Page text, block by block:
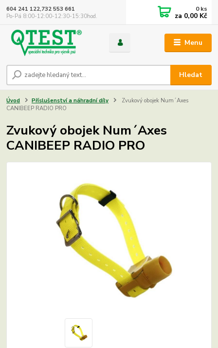
Menu
Hledat
604 241 122,732 553 661
Po-Pá 8:00-12:00-12:30-15:30hod.
0ks
za 0,00 Kč
Úvod Příslušenství a náhradní díly
Zvukový obojek Num´Axes
CANIBEEP RADIO PRO
Zvukový obojek Num´Axes
CANIBEEP RADIO PRO